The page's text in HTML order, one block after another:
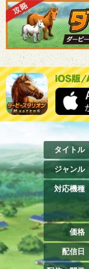
タイトル
ジャンル
対応機種
価格
配信日